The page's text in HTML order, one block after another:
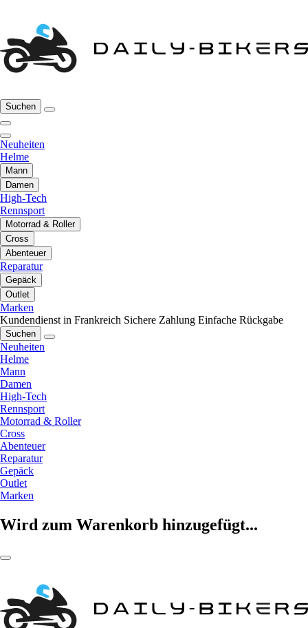
Suchen
Neuheiten
Helme
Mann
Damen
High-Tech
Rennsport
Motorrad & Roller
Cross
Abenteuer
Reparatur
Gepäck
Outlet
Marken
Kundendienst in Frankreich Sichere Zahlung Einfache Rückgabe
Suchen
Neuheiten
Helme
Mann
Damen
High-Tech
Rennsport
Motorrad & Roller
Cross
Abenteuer
Reparatur
Gepäck
Outlet
Marken
Wird zum Warenkorb hinzugefügt...